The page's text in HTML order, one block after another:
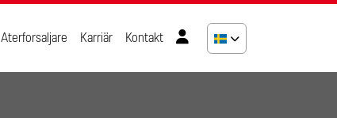
Aterforsaljare Karriär Kontakt